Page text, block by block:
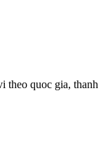
theo quoc gia, thanh